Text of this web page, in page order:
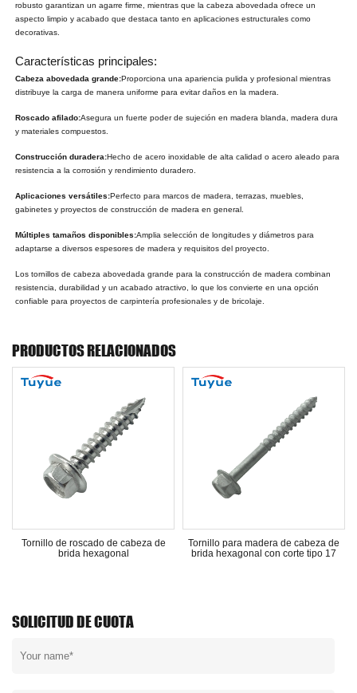
robusto garantizan un agarre firme, mientras que la cabeza abovedada ofrece un
aspecto limpio y acabado que destaca tanto en aplicaciones estructurales como
decorativas.
Características principales:
Cabeza abovedada grande:Proporciona una apariencia pulida y profesional mientras
distribuye la carga de manera uniforme para evitar daños en la madera.
Roscado afilado:Asegura un fuerte poder de sujeción en madera blanda, madera dura
y materiales compuestos.
Construcción duradera:Hecho de acero inoxidable de alta calidad o acero aleado para
resistencia a la corrosión y rendimiento duradero.
Aplicaciones versátiles:Perfecto para marcos de madera, terrazas, muebles,
gabinetes y proyectos de construcción de madera en general.
Múltiples tamaños disponibles:Amplia selección de longitudes y diámetros para
adaptarse a diversos espesores de madera y requisitos del proyecto.
Los tornillos de cabeza abovedada grande para la construcción de madera combinan
resistencia, durabilidad y un acabado atractivo, lo que los convierte en una opción
confiable para proyectos de carpintería profesionales y de bricolaje.
PRODUCTOS RELACIONADOS
Tornillo de roscado de cabeza de
brida hexagonal
Tornillo para madera de cabeza de
brida hexagonal con corte tipo 17
SOLICITUD DE CUOTA